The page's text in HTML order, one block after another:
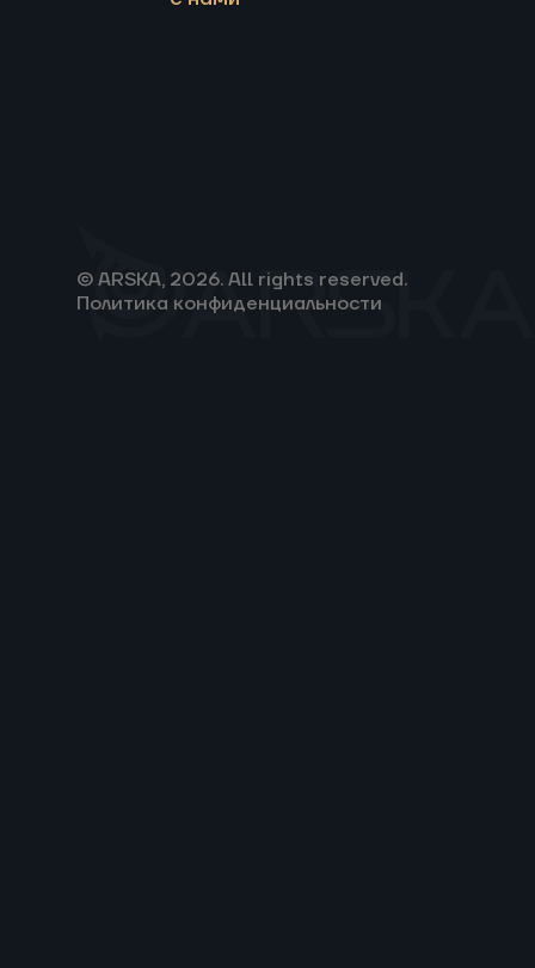
© ARSKA, 2026. All rights reserved.
Политика конфиденциальности